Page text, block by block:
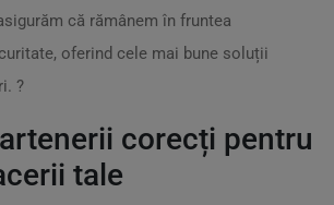
că rămânem în fruntea
oferind cele mai bune soluții
?
corecți pentru
tale